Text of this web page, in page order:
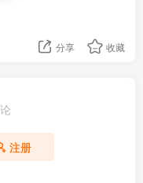
分享 收藏
注册